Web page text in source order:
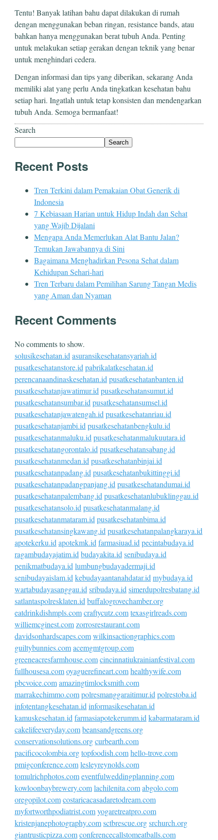
Tentu! Banyak latihan bahu dapat dilakukan di rumah
dengan menggunakan beban ringan, resistance bands, atau
bahkan hanya menggunakan berat tubuh Anda. Penting
untuk melakukan setiap gerakan dengan teknik yang benar
untuk menghindari cedera.
Dengan informasi dan tips yang diberikan, sekarang Anda
memiliki alat yang perlu Anda tingkatkan kesehatan bahu
setiap hari. Ingatlah untuk tetap konsisten dan mendengarkan
tubuh Anda. Semoga bermanfaat!
Search
Search
Recent Posts
Tren Terkini dalam Pemakaian Obat Generik di
Indonesia
7 Kebiasaan Harian untuk Hidup Indah dan Sehat
yang Wajib Dijalani
Mengapa Anda Memerlukan Alat Bantu Jalan?
Temukan Jawabannya di Sini
Bagaimana Menghadirkan Pesona Sehat dalam
Kehidupan Sehari-hari
Tren Terbaru dalam Pemilihan Sarung Tangan Medis
yang Aman dan Nyaman
Recent Comments
No comments to show.
solusikesehatan.id asuransikesehatansyariah.id
pusatkesehatanstore.id pabrikalatkesehatan.id
perencanaandinaskesehatan.id pusatkesehatanbanten.id
pusatkesehatanjawatimur.id pusatkesehatansumut.id
pusatkesehatansumbar.id pusatkesehatansumsel.id
pusatkesehatanjawatengah.id pusatkesehatanriau.id
pusatkesehatanjambi.id pusatkesehatanbengkulu.id
pusatkesehatanmaluku.id pusatkesehatanmalukuutara.id
pusatkesehatangorontalo.id pusatkesehatansabang.id
pusatkesehatanmedan.id pusatkesehatanbinjai.id
pusatkesehatanpadang.id pusatkesehatanbukittinggi.id
pusatkesehatanpadangpanjang.id pusatkesehatandumai.id
pusatkesehatanpalembang.id pusatkesehatanlubuklinggau.id
pusatkesehatansolo.id pusatkesehatanmalang.id
pusatkesehatanmataram.id pusatkesehatanbima.id
pusatkesehatansingkawang.id pusatkesehatanpalangkaraya.id
apotekerku.id apotekmk.id farmasiuad.id pecintabudaya.id
ragambudayajatim.id budayakita.id senibudaya.id
penikmatbudaya.id lumbungbudayadermaji.id
senibudayaislam.id kebudayaantanahdatar.id mybudaya.id
wartabudayasanggau.id sribudaya.id simerdupolresbatang.id
satlantaspolresklaten.id buffalogrovechamber.org
eatdrinkdishmpls.comcraftycutz.comtexasgirlreads.com
williemcginest.comzorrosrestaurant.com
davidsonhardscapes.comwilkinsactiongraphics.com
guiltybunnies.comacemgmtgroup.com
greeneacresfarmhouse.comcincinnatiukrainianfestival.com
fullhousesa.comoyaguerefineart.comhealthywife.com
pbcvoice.comamazingtimlocksmith.com
marrakechimmo.compolresmanggaraitimur.id polrestoba.id
infotentangkesehatan.id informasikesehatan.id
kamuskesehatan.id farmasiapotekerumm.id kabarmataram.id
cakelifeeveryday.combeansandgreens.org
conservationsolutions.orgcurbearth.com
pacificocolombia.orgtopfoodish.comhello-trove.com
pmigconference.comlesleyreynolds.com
tomulrichphotos.comeventfulweddingplanning.com
kowloonbaybrewery.comlachilenita.comabgolo.com
oregopilot.comcostaricacasadaretodream.com
myfortworthpodiatrist.comyogaretreatpro.com
kristenjanephotography.comsctbrescue.orgsrchurch.org
giantrusticpizza.comconferencecallstomeatballs.com